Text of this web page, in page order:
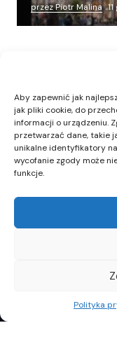
Aby zapewnić jak
jak pliki cookie, do
informacji o urządzeniu.
przetwarzać dane, takie
unikalne identyfikatory
wycofanie zgody może
funkcje.
Polityka
przez Piotr Malina